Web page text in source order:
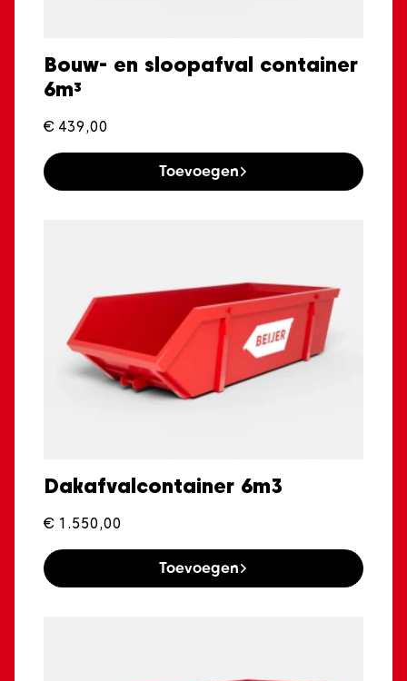
Bouw- en sloopafval container
6m³
€ 439,00
Toevoegen
Dakafvalcontainer 6m3
€ 1.550,00
Toevoegen